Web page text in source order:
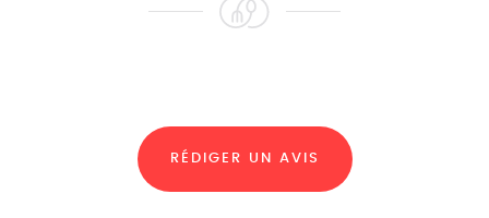
RÉDIGER UN AVIS